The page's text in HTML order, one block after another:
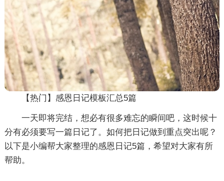
【热门】感恩日记模板汇总5篇
一天即将完结，想必有很多难忘的瞬间吧，这时候十
分有必须要写一篇日记了。如何把日记做到重点突出呢？
以下是小编帮大家整理的感恩日记5篇，希望对大家有所
帮助。